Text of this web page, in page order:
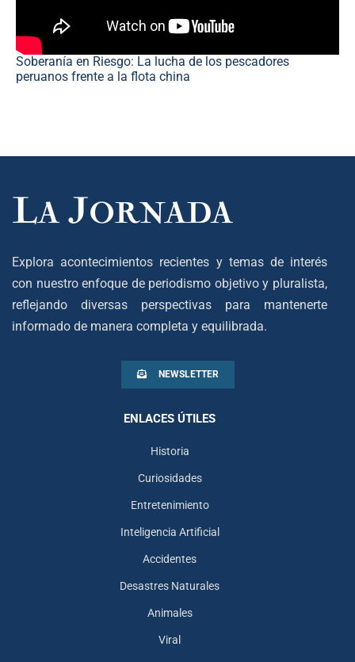
Soberanía en Riesgo: La lucha de los pescadores
peruanos frente a la flota china
Explora acontecimientos recientes y temas de interés
con nuestro enfoque de periodismo objetivo y pluralista,
reflejando diversas perspectivas para mantenerte
informado de manera completa y equilibrada.
NEWSLETTER
ENLACES ÚTILES
Historia
Curiosidades
Entretenimiento
Inteligencia Artificial
Accidentes
Desastres Naturales
Animales
Viral